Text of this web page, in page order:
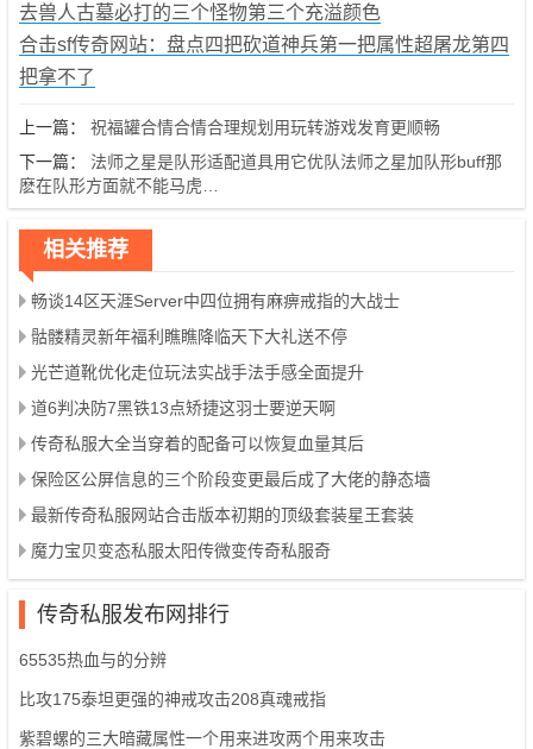
去兽人古墓必打的三个怪物第三个充溢颜色
合击sf传奇网站：盘点四把砍道神兵第一把属性超屠龙第四
把拿不了
上一篇： 祝福罐合情合情合理规划用玩转游戏发育更顺畅
下一篇： 法师之星是队形适配道具用它优队法师之星加队形buff那
麽在队形方面就不能马虎…
相关推荐
畅谈14区天涯Server中四位拥有麻痹戒指的大战士
骷髅精灵新年福利瞧瞧降临天下大礼送不停
光芒道靴优化走位玩法实战手法手感全面提升
道6判决防7黑铁13点矫捷这羽士要逆天啊
传奇私服大全当穿着的配备可以恢复血量其后
保险区公屏信息的三个阶段变更最后成了大佬的静态墙
最新传奇私服网站合击版本初期的顶级套装星王套装
魔力宝贝变态私服太阳传微变传奇私服奇
传奇私服发布网排行
65535热血与的分辨
比攻175泰坦更强的神戒攻击208真魂戒指
紫碧螺的三大暗藏属性一个用来进攻两个用来攻击